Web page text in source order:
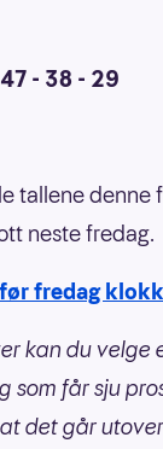
- 38 - 29
tallene denne
neste fredag.
fredag
kan du velge
som får sju
det går